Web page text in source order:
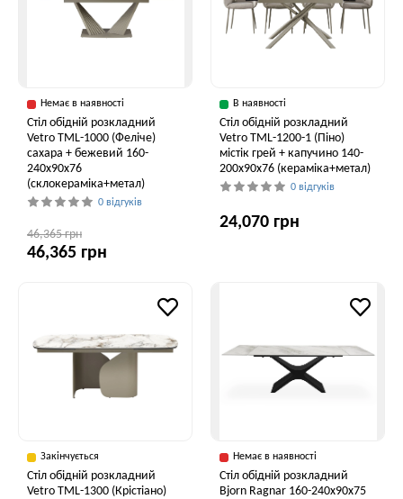
Немає в наявності
Стіл обідній розкладний
Vetro ТМL-1000 (Феліче)
сахара + бежевий 160-
240x90x76
(склокераміка+метал)
0 відгуків
46,365 грн
46,365 грн
В наявності
Стіл обідній розкладний
Vetro TML-1200-1 (Піно)
містік грей + капучино 140-
200x90x76 (кераміка+метал)
0 відгуків
24,070 грн
Закінчується
Стіл обідній розкладний
Vetro TML-1300 (Крістіано)
Немає в наявності
Стіл обідній розкладний
Bjorn Ragnar 160-240х90х75